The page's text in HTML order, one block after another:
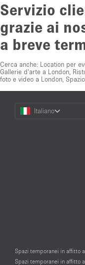
Servizio
grazie ai
a breve
Cerca anche: Location per
Gallerie d'arte a London
foto e video a London
Choose
Language
Italiano
Spazi temporanei in affitto
Spazi temporanei in affitto